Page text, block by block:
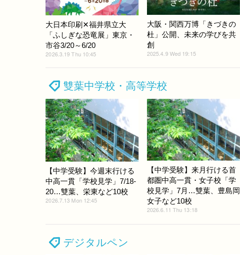
大日本印刷✕福井県立大
「ふしぎな恐竜展」東京・
市谷3/20～6/20
2026.3.19 Thu 10:45
大阪・関西万博「きづきの
杜」公開、未来の学びを共
創
2025.4.9 Wed 19:15
雙葉中学校・高等学校
【中学受験】今週末行ける
中高一貫「学校見学」7/18-
20…雙葉、栄東など10校
2026.7.13 Mon 12:45
【中学受験】来月行ける首
都圏中高一貫・女子校「学
校見学」7月…雙葉、豊島岡
女子など10校
2026.6.11 Thu 13:18
デジタルペン